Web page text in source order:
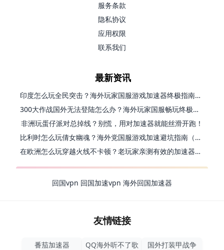
服务条款
隐私协议
应用权限
联系我们
最新资讯
印度怎么玩全民突击？海外玩家国服游戏加速器终极指南（附原神延迟优化+精灵之境加速器选择）
300大作战国外无法登陆怎么办？海外玩家国服畅玩终极指南（附实测推荐）
非洲玩蛋仔派对总掉线？别慌，用对加速器就能丝滑开跑！
比利时怎么玩倩女幽魂？海外党国服游戏加速避坑指南（附实测推荐）
在欧洲怎么玩穿越火线不卡顿？老玩家亲测有效的加速器选择指南
回国vpn 回国加速vpn 海外回国加速器
友情链接
番茄加速器 QQ海外听不了歌 国外打装甲战争